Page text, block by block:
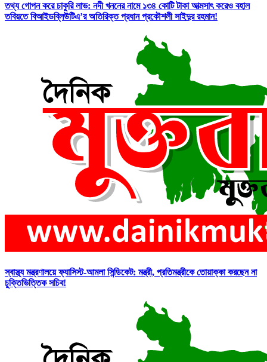
তথ্য গোপন করে চাকুরি লাভ: নদী খননের নামে ১৩৪ কোটি টাকা আত্মসাৎ করেও বহাল
তবিয়তে বিআইডব্লিউটিএ’র অতিরিক্ত প্রধান প্রকৌশলী সাইদুর রহমান!
স্বাস্থ্য মন্ত্রণালয়ে ফ্যাসিস্ট-আমলা সিন্ডিকেট: মন্ত্রী, প্রতিমন্ত্রীকে তোয়াক্কা করছেন না
চুক্তিভিত্তিক সচিব!